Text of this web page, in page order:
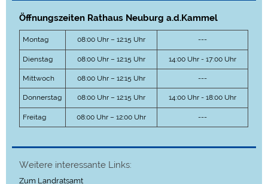
Öffnungszeiten Rathaus Neuburg a.d.Kammel
Montag 08:00 Uhr – 12:15 Uhr ---
Dienstag 08:00 Uhr – 12:15 Uhr 14:00 Uhr - 17:00 Uhr
Mittwoch 08:00 Uhr – 12:15 Uhr ---
Donnerstag 08:00 Uhr – 12:15 Uhr 14:00 Uhr - 18:00 Uhr
Freitag 08:00 Uhr – 12:00 Uhr ---
Weitere interessante Links:
Zum Landratsamt